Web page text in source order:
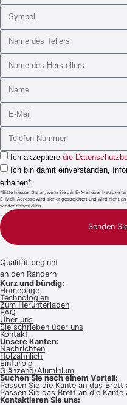
Ich akzeptiere die
Ich bin damit einverstanden,
erhalten*.
*Bitte kreuzen Sie an, wenn Sie per E-Mail über
E-Mail-Adresse wird sicher gespeichert und wird nicht
wieder abbestellen
Senden
Qualität beginnt
an den Rändern
Kurz und bündig:
Homepage
Technologien
Zum Herunterladen
FAQ
Über uns
Sie schrieben über uns
Kontakt
Unsere Kanten:
Nachrichten
Holzähnlich
Einfarbig
Glänzend/Aluminium
Suchen Sie nach einem Vorteil:
Passen Sie die Kante an das Brett
Passen Sie das Brett an die Kante
Kontaktieren Sie uns: